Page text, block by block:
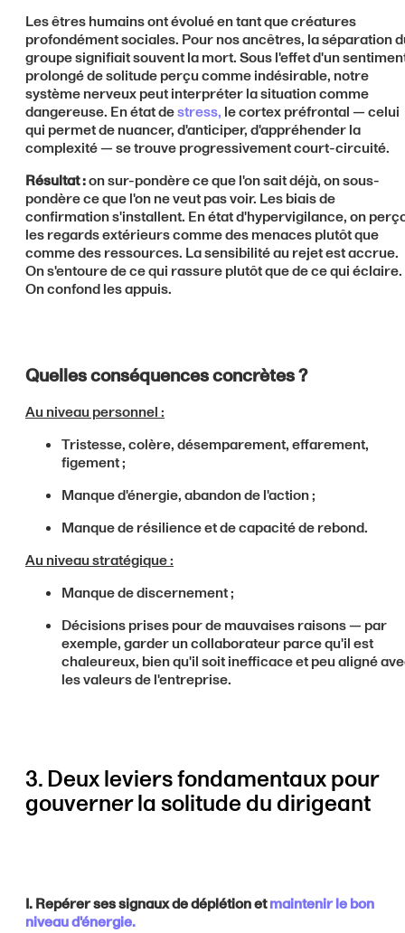
Les êtres humains ont évolué en tant que créatures
profondément sociales. Pour nos ancêtres, la séparation
groupe signifiait souvent la mort. Sous l'effet d'un
prolongé de solitude perçu comme indésirable, notre
système nerveux peut interpréter la situation comme
dangereuse. En état destress, le cortex préfrontal — celui
qui permet de nuancer, d'anticiper, d'appréhender la
complexité — se trouve progressivement court-circuité.
Résultat :on sur-pondère ce que l'on sait déjà, on sous-
pondère ce que l'on ne veut pas voir. Les biais de
confirmation s'installent. En état d'hypervigilance, on
les regards extérieurs comme des menaces plutôt que
comme des ressources. La sensibilité au rejet est accrue.
On s'entoure de ce qui rassure plutôt que de ce qui éclaire.
On confond les appuis.
Quelles conséquences concrètes ?
Au niveau personnel :
Tristesse, colère, désemparement, effarement,
figement ;
Manque d'énergie, abandon de l'action ;
Manque de résilience et de capacité de rebond.
Au niveau stratégique :
Manque de discernement ;
Décisions prises pour de mauvaises raisons — par
exemple, garder un collaborateur parce qu'il est
chaleureux, bien qu'il soit inefficace et peu aligné
les valeurs de l'entreprise.
3. Deux leviers fondamentaux pour
gouverner la solitude du dirigeant
I.Repérer ses signaux de déplétion etmaintenir le bon
niveau d'énergie.